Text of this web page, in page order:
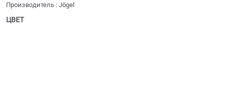
Производитель : Jögel
ЦВЕТ